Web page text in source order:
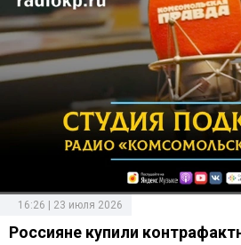
16:26 | 23 июля 2026
Россияне купили